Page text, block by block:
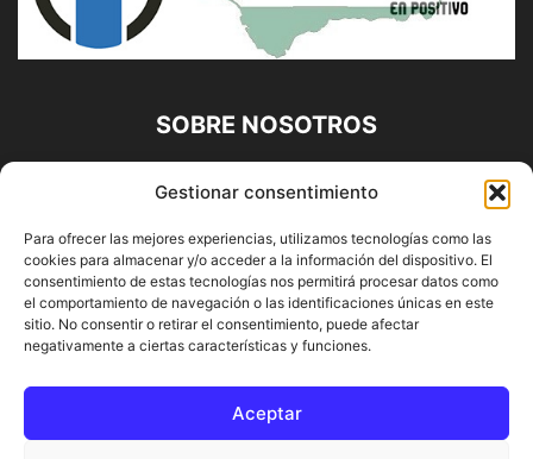
Gestionar consentimiento
Para ofrecer las mejores experiencias, utilizamos tecnologías como las
cookies para almacenar y/o acceder a la información del dispositivo. El
consentimiento de estas tecnologías nos permitirá procesar datos como
el comportamiento de navegación o las identificaciones únicas en este
sitio. No consentir o retirar el consentimiento, puede afectar
negativamente a ciertas características y funciones.
Aceptar
SOBRE NOSOTROS
Diario Alhaurín (www.alhaurindelatorre.com) Propiedad de
Francisco E. López López | 639 95 71 95 | Noticias de
Alhaurín de la Torre, Málaga y Provincia|
Contáctanos:info@alhaurindelatorre.com
SÍGUENOS